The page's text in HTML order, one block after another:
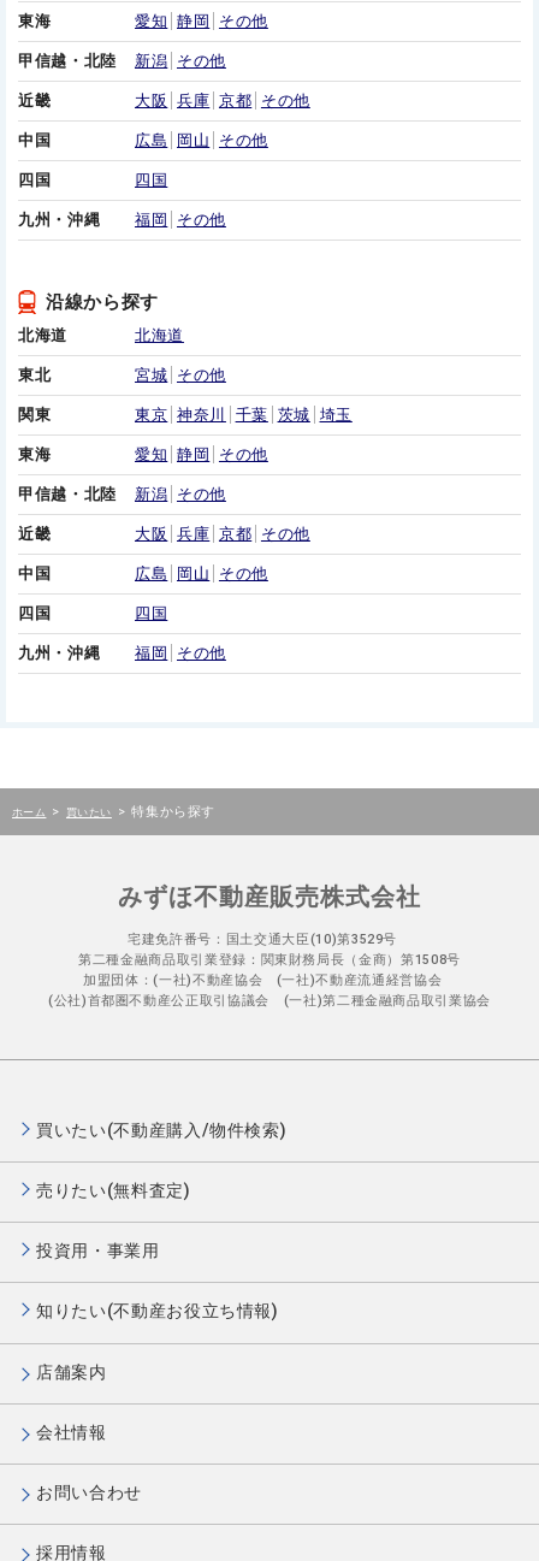
東海 愛知 静岡 その他
甲信越・北陸 新潟 その他
近畿 大阪 兵庫 京都 その他
中国 広島 岡山 その他
四国 四国
九州・沖縄 福岡 その他
沿線から探す
北海道 北海道
東北 宮城 その他
関東 東京 神奈川 千葉 茨城 埼玉
東海 愛知 静岡 その他
甲信越・北陸 新潟 その他
近畿 大阪 兵庫 京都 その他
中国 広島 岡山 その他
四国 四国
九州・沖縄 福岡 その他
ホーム > 買いたい > 特集から探す
みずほ不動産販売株式会社
宅建免許番号：国土交通大臣(10)第3529号
第二種金融商品取引業登録：関東財務局長（金商）第1508号
加盟団体：(一社)不動産協会 (一社)不動産流通経営協会
(公社)首都圏不動産公正取引協議会 (一社)第二種金融商品取引業協会
買いたい(不動産購入/物件検索)
売りたい(無料査定)
投資用・事業用
知りたい(不動産お役立ち情報)
店舗案内
会社情報
お問い合わせ
採用情報